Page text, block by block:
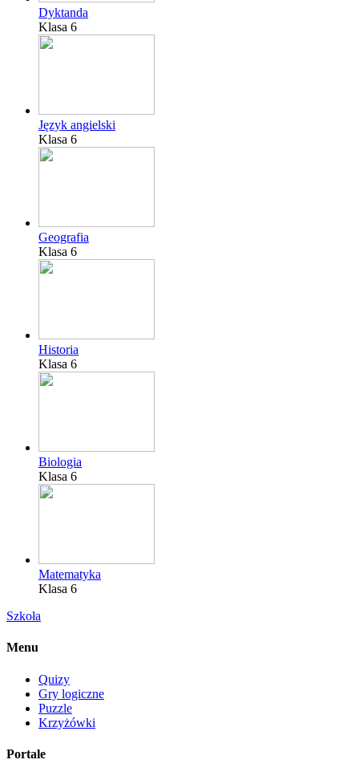
Dyktanda
Klasa 6
Język angielski
Klasa 6
Geografia
Klasa 6
Historia
Klasa 6
Biologia
Klasa 6
Matematyka
Klasa 6
Szkoła
Menu
Quizy
Gry logiczne
Puzzle
Krzyżówki
Portale